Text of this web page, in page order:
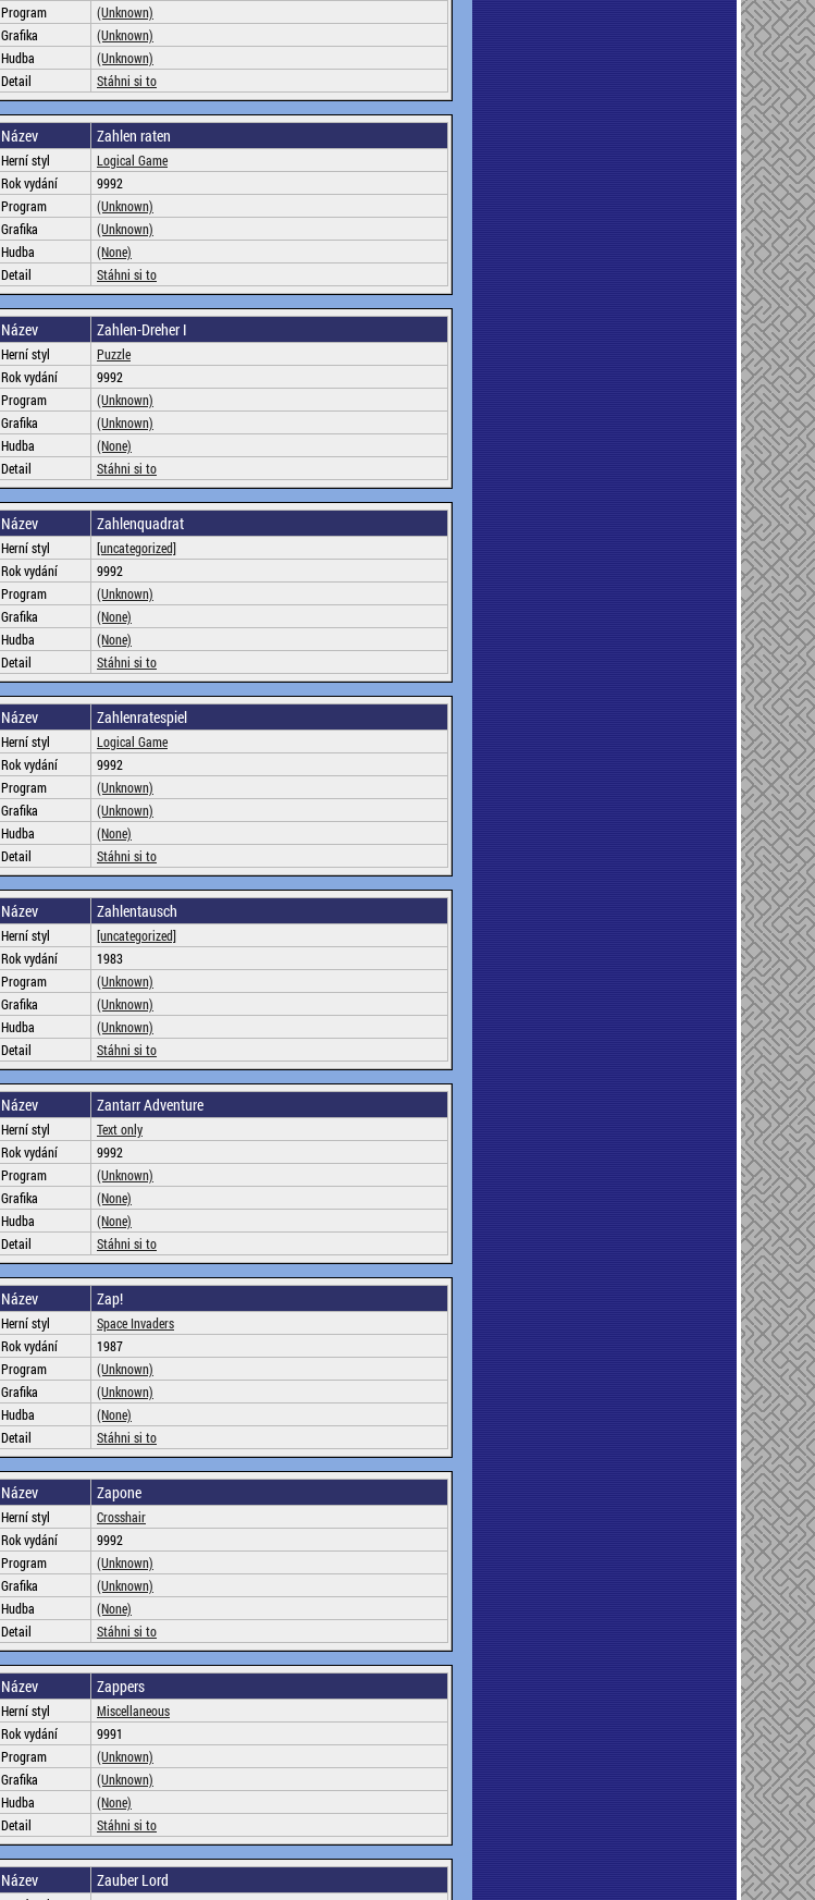
Program
(Unknown)
Grafika
(Unknown)
Hudba
(Unknown)
Detail
Stáhni si to
Název Zahlen raten
Herní styl
Logical Game
Rok vydání
9992
Program
(Unknown)
Grafika
(Unknown)
Hudba
(None)
Detail
Stáhni si to
Název Zahlen-Dreher I
Herní styl
Puzzle
Rok vydání
9992
Program
(Unknown)
Grafika
(Unknown)
Hudba
(None)
Detail
Stáhni si to
Název Zahlenquadrat
Herní styl
[uncategorized]
Rok vydání
9992
Program
(Unknown)
Grafika
(None)
Hudba
(None)
Detail
Stáhni si to
Název Zahlenratespiel
Herní styl
Logical Game
Rok vydání
9992
Program
(Unknown)
Grafika
(Unknown)
Hudba
(None)
Detail
Stáhni si to
Název Zahlentausch
Herní styl
[uncategorized]
Rok vydání
1983
Program
(Unknown)
Grafika
(Unknown)
Hudba
(Unknown)
Detail
Stáhni si to
Název Zantarr Adventure
Herní styl
Text only
Rok vydání
9992
Program
(Unknown)
Grafika
(None)
Hudba
(None)
Detail
Stáhni si to
Název Zap!
Herní styl
Space Invaders
Rok vydání
1987
Program
(Unknown)
Grafika
(Unknown)
Hudba
(None)
Detail
Stáhni si to
Název Zapone
Herní styl
Crosshair
Rok vydání
9992
Program
(Unknown)
Grafika
(Unknown)
Hudba
(None)
Detail
Stáhni si to
Název Zappers
Herní styl
Miscellaneous
Rok vydání
9991
Program
(Unknown)
Grafika
(Unknown)
Hudba
(None)
Detail
Stáhni si to
Název Zauber Lord